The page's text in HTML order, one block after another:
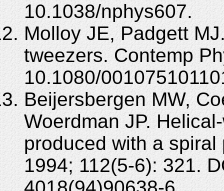
10.1038/nphys607.
Molloy JE, Padgett
tweezers. Contemp
10.1080/
Beijersbergen MW,
Woerdman JP.
produced with a
1994; 112(5-6): 321.